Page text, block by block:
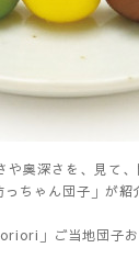
奥深さを、見て
ちゃん団子」が紹
」ご当地団子